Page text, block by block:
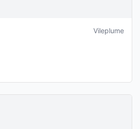
Vileplume